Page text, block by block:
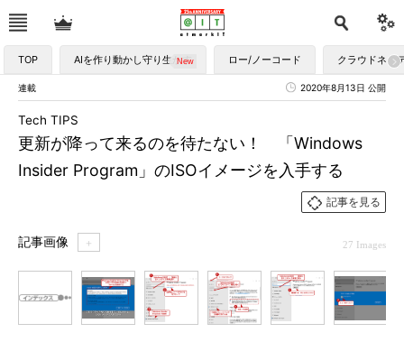
TOP AIを作り動かし守り生かす ロー/ノーコード クラウドネイ
連載 2020年8月13日 公開
更新が降って来るのを待たない！ 「Windows
Insider Program」のISOイメージを入手する
Tech TIPS
記事を見る
記事画像 ＋ 27 Images